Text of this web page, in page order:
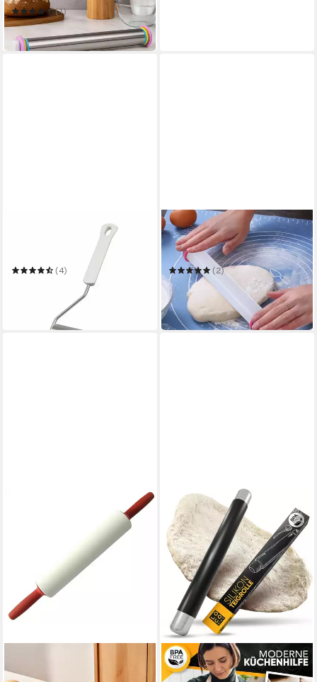
verschiedenen Größen
(1)
16,99 €
in 2-3 Werktagen bei dir
DR. OETKER KÜCHENHELFER
Teigroller Kitchen Tools
Classic Kuchenblechroller
(4)
in 6-7 Werktagen bei dir
PRAKNU
Nudelholz Ausrollstab 43 cm
+ 22 cm
(2)
12,99 € UVP 19,98 €
-35%
in 2-3 Werktagen bei dir
Teigroller